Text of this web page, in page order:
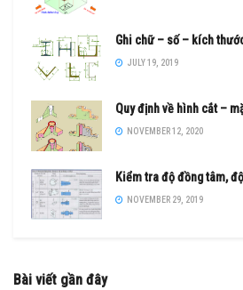
Ghi chữ – số – kích
JULY 19, 2019
Quy định về hình cắt –
NOVEMBER 12, 2020
Kiểm tra độ đồng tâm,
NOVEMBER 29, 2019
Bài viết gần đây